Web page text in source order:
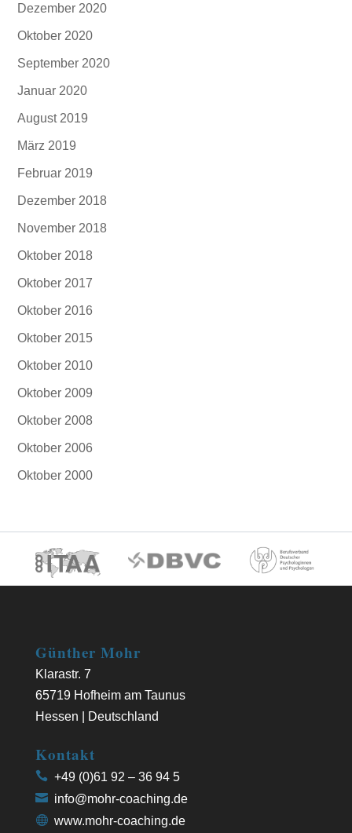
Dezember 2020
Oktober 2020
September 2020
Januar 2020
August 2019
März 2019
Februar 2019
Dezember 2018
November 2018
Oktober 2018
Oktober 2017
Oktober 2016
Oktober 2015
Oktober 2010
Oktober 2009
Oktober 2008
Oktober 2006
Oktober 2000
Günther Mohr
Klarastr. 7
65719 Hofheim am Taunus
Hessen | Deutschland
Kontakt
+49 (0)61 92 – 36 94 5
info@mohr-coaching.de
www.mohr-coaching.de